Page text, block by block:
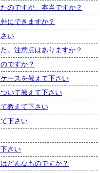
のですが、本当ですか？
にできますか？
い
。注意点はありますか？
ですか？
ースを教えて下さい
いて教えて下さい
教えて下さい
下さい
さい
どんなものですか？